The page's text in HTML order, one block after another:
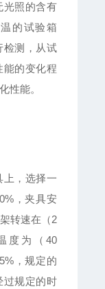
光照的含有
的试验箱
检测，从试
能的变化程
性能。
上，选择一
，夹具安
转速在（2
度为（40
，规定的
过规定的时